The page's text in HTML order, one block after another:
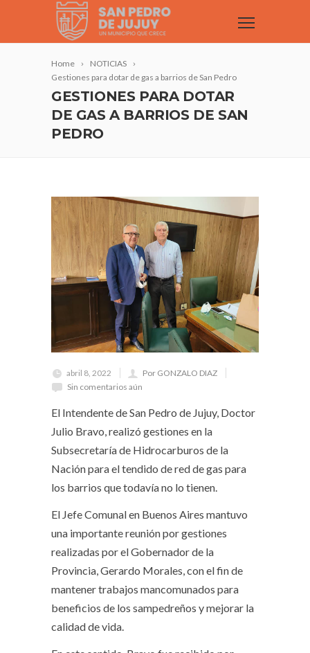
Home
NOTICIAS
Gestiones para dotar de gas a barrios de San Pedro
GESTIONES PARA DOTAR
DE GAS A BARRIOS DE SAN
PEDRO
abril 8, 2022
Por GONZALO DIAZ
Sin comentarios aún
El Intendente de San Pedro de Jujuy, Doctor
Julio Bravo, realizó gestiones en la
Subsecretaría de Hidrocarburos de la
Nación para el tendido de red de gas para
los barrios que todavía no lo tienen.
El Jefe Comunal en Buenos Aires mantuvo
una importante reunión por gestiones
realizadas por el Gobernador de la
Provincia, Gerardo Morales, con el fin de
mantener trabajos mancomunados para
beneficios de los sampedreños y mejorar la
calidad de vida.